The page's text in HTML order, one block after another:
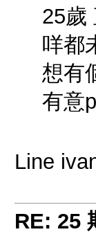
25歲
咩都
想有
有意
Line
RE: 25